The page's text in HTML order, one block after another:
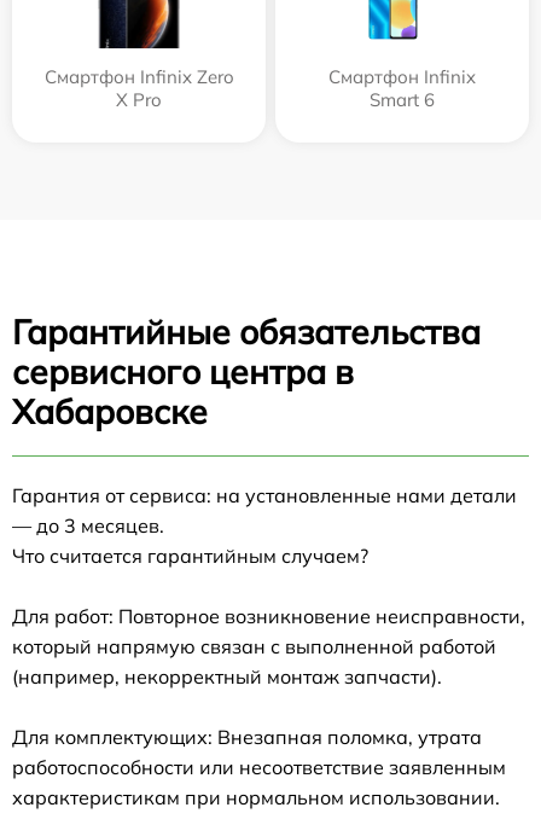
Смартфон Infinix Zero
X Pro
Смартфон Infinix
Smart 6
Гарантийные обязательства
сервисного центра в
Хабаровске
Гарантия от сервиса: на установленные нами детали
— до 3 месяцев.
Что считается гарантийным случаем?
Для работ: Повторное возникновение неисправности,
который напрямую связан с выполненной работой
(например, некорректный монтаж запчасти).
Для комплектующих: Внезапная поломка, утрата
работоспособности или несоответствие заявленным
характеристикам при нормальном использовании.